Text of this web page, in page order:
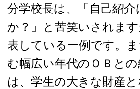
分学校長は、「自己紹
か？」と苦笑いされま
表している一例です。
む幅広い年代のＯＢと
は、学生の大きな財産